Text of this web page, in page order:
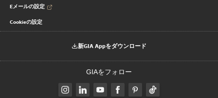
Eメールの設定
Cookieの設定
新GIA Appをダウンロード
GIAをフォロー